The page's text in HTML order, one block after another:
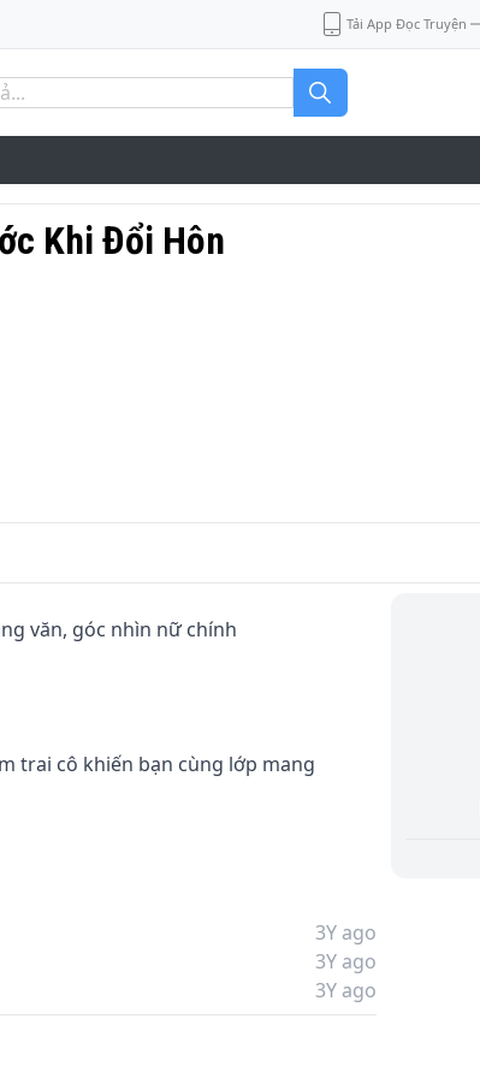
Tải App Đọc Truyện
Khi Đổi Hôn
văn, góc nhìn nữ chính
trai cô khiến bạn cùng lớp mang
3Y ago
3Y ago
3Y ago